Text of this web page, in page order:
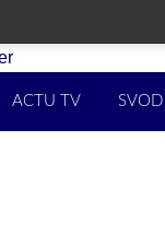
ACTU TV SVOD